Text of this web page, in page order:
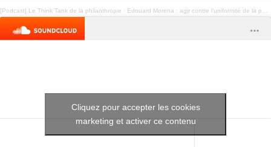
[Podcast] Le Think Tank de la philanthropie · Edouard Morena : agir contre l’uniformité de la philanthropie pour lutter contre la crise climatique
Cliquez pour accepter les cookies
marketing et activer ce contenu